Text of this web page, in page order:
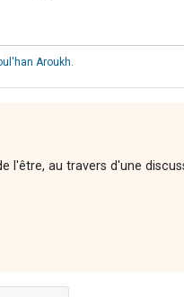
Aroukh
l'être, au travers d'une